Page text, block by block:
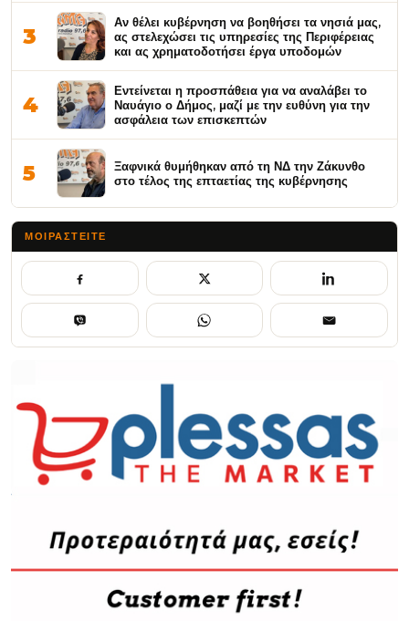
3
Αν θέλει κυβέρνηση να βοηθήσει τα νησιά μας,
ας στελεχώσει τις υπηρεσίες της Περιφέρειας
και ας χρηματοδοτήσει έργα υποδομών
4
Εντείνεται η προσπάθεια για να αναλάβει το
Ναυάγιο ο Δήμος, μαζί με την ευθύνη για την
ασφάλεια των επισκεπτών
5
Ξαφνικά θυμήθηκαν από τη ΝΔ την Ζάκυνθο
στο τέλος της επταετίας της κυβέρνησης
ΜΟΙΡΑΣΤΕΊΤΕ